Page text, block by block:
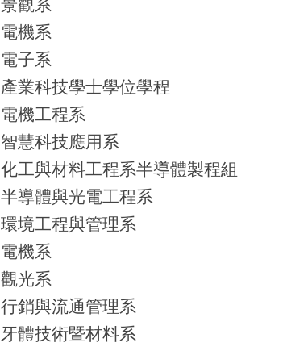
景觀系
電機系
電子系
產業科技學士學位學程
電機工程系
智慧科技應用系
化工與材料工程系半導體製程組
半導體與光電工程系
環境工程與管理系
電機系
觀光系
行銷與流通管理系
牙體技術暨材料系